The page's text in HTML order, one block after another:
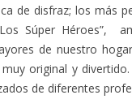
de disfraz; los más
Súper Héroes”,
de nuestro
original y
de diferentes